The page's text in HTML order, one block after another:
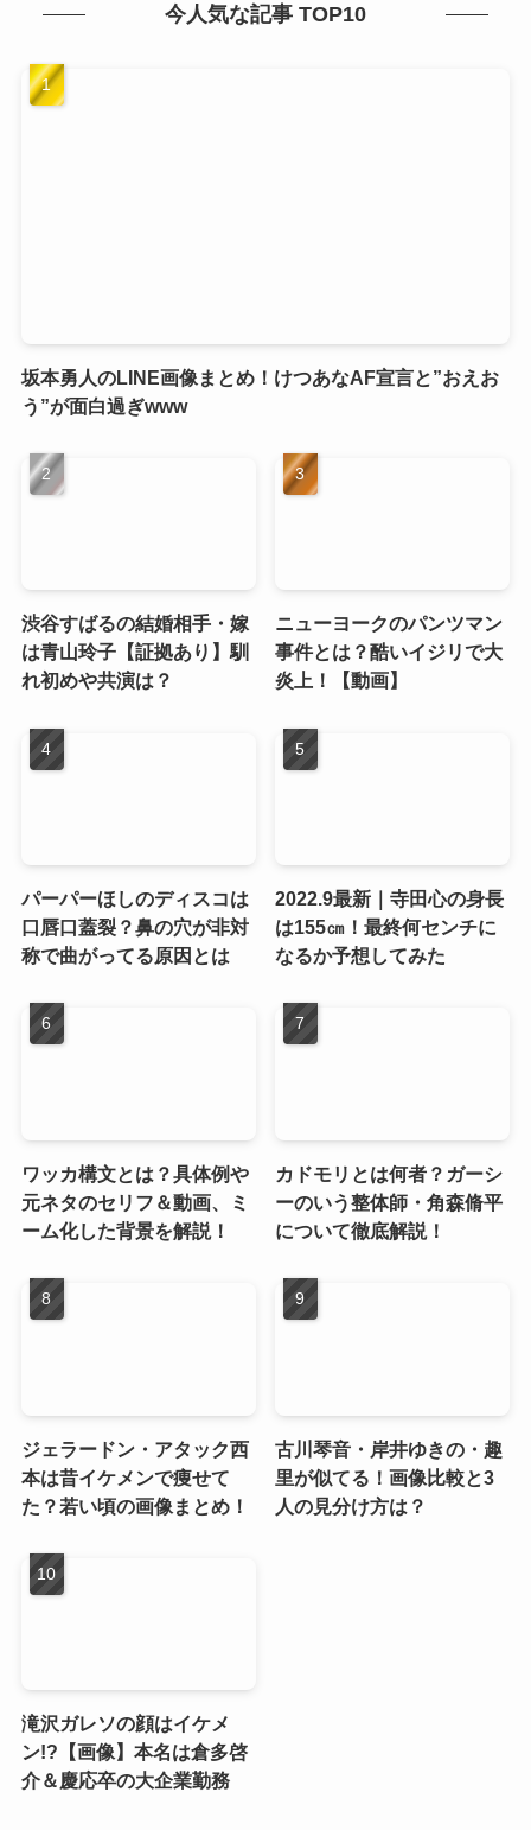
今人気な記事 TOP10
坂本勇人のLINE画像まとめ！けつあなAF宣言と”おえお
う”が面白過ぎwww
渋谷すばるの結婚相手・嫁
は青山玲子【証拠あり】馴
れ初めや共演は？
ニューヨークのパンツマン
事件とは？酷いイジリで大
炎上！【動画】
パーパーほしのディスコは
口唇口蓋裂？鼻の穴が非対
称で曲がってる原因とは
2022.9最新｜寺田心の身長
は155㎝！最終何センチに
なるか予想してみた
ワッカ構文とは？具体例や
元ネタのセリフ＆動画、ミ
ーム化した背景を解説！
カドモリとは何者？ガーシ
ーのいう整体師・角森脩平
について徹底解説！
ジェラードン・アタック西
本は昔イケメンで痩せて
た？若い頃の画像まとめ！
古川琴音・岸井ゆきの・趣
里が似てる！画像比較と3
人の見分け方は？
滝沢ガレソの顔はイケメ
ン!?【画像】本名は倉多啓
介＆慶応卒の大企業勤務